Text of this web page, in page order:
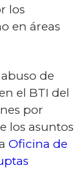
los
en áreas
de
el BTI del
por
los asuntos
Oficina de